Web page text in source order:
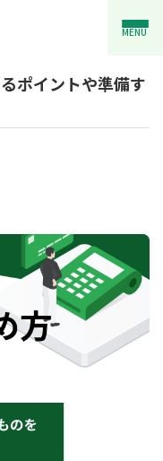
MENU
ポイントや準備す